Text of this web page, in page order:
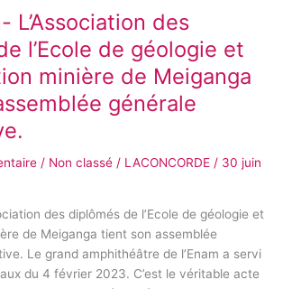
L’Association des
l’Ecole de géologie et
minière de Meiganga
générale
/ Non classé / LACONCORDE / 30 juin
des diplômés de l’Ecole de géologie et
de Meiganga tient son assemblée
Le grand amphithéâtre de l’Enam a servi
du 4 février 2023. C’est le véritable acte